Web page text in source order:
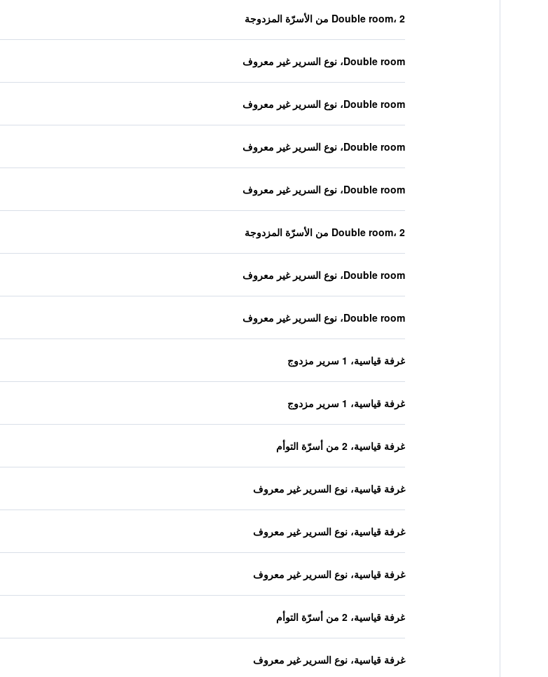
Double room، 2 من الأسرّة المزدوجة
Double room، نوع السرير غير معروف
Double room، نوع السرير غير معروف
Double room، نوع السرير غير معروف
Double room، نوع السرير غير معروف
Double room، 2 من الأسرّة المزدوجة
Double room، نوع السرير غير معروف
Double room، نوع السرير غير معروف
غرفة قياسية، 1 سرير مزدوج
غرفة قياسية، 1 سرير مزدوج
غرفة قياسية، 2 من أسرّة التوأم
غرفة قياسية، نوع السرير غير معروف
غرفة قياسية، نوع السرير غير معروف
غرفة قياسية، نوع السرير غير معروف
غرفة قياسية، 2 من أسرّة التوأم
غرفة قياسية، نوع السرير غير معروف